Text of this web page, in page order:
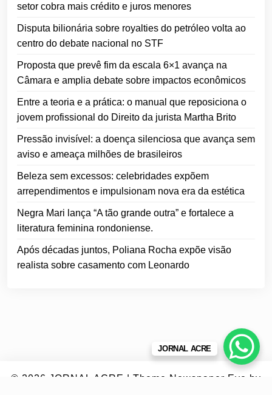
setor cobra mais crédito e juros menores
Disputa bilionária sobre royalties do petróleo volta ao
centro do debate nacional no STF
Proposta que prevê fim da escala 6×1 avança na
Câmara e amplia debate sobre impactos econômicos
Entre a teoria e a prática: o manual que reposiciona o
jovem profissional do Direito da jurista Martha Brito
Pressão invisível: a doença silenciosa que avança sem
aviso e ameaça milhões de brasileiros
Beleza sem excessos: celebridades expõem
arrependimentos e impulsionam nova era da estética
Negra Mari lança “A tão grande outra” e fortalece a
literatura feminina rondoniense.
Após décadas juntos, Poliana Rocha expõe visão
realista sobre casamento com Leonardo
© 2026 JORNAL ACRE | Theme Newspaper Eye by
JORNAL ACRE